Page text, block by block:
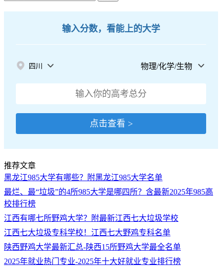
输入分数，看能上的大学
四川 物理/化学/生物
点击查看 >
推荐文章
黑龙江985大学有哪些？附黑龙江985大学名单
最烂、最“垃圾”的4所985大学是哪四所？含最新2025年985高
校排行榜
江西有哪七所野鸡大学？附最新江西七大垃圾学校
江西七大垃圾专科学校！江西七大野鸡专科名单
陕西野鸡大学最新汇总-陕西15所野鸡大学最全名单
2025年就业热门专业-2025年十大好就业专业排行榜